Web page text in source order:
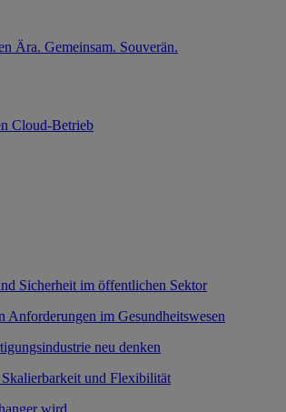
Ära. Gemeinsam. Souverän.
Cloud-Betrieb
Sicherheit im öffentlichen Sektor
Anforderungen im Gesundheitswesen
neu denken
und Flexibilität
wird